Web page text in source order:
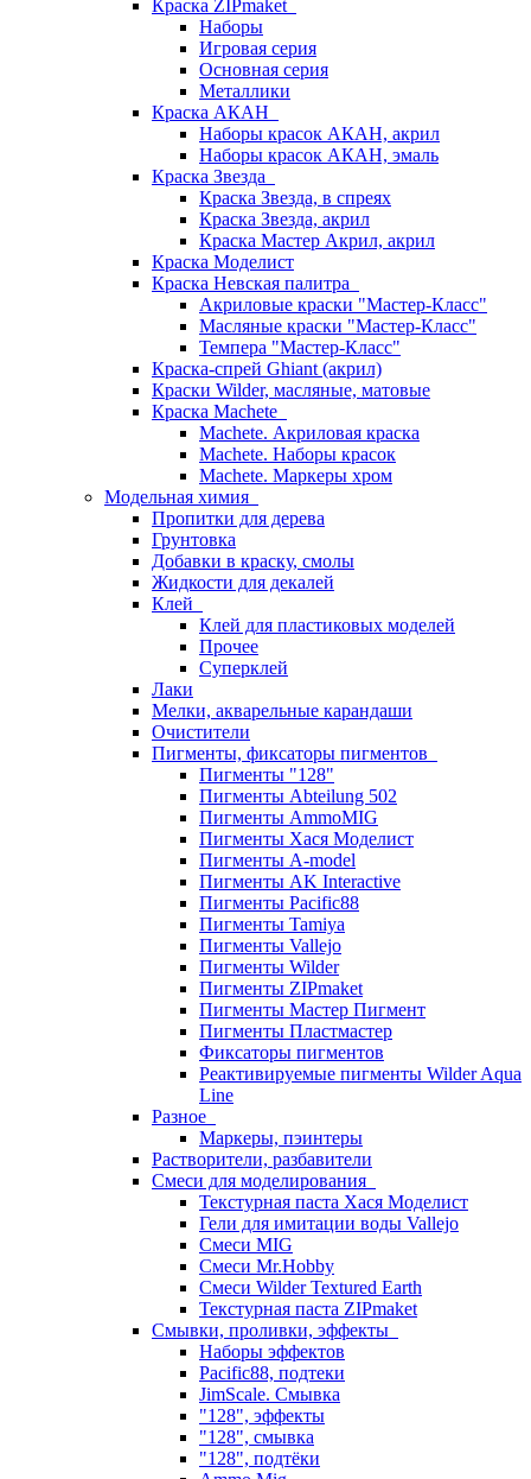
Краска ZIPmaket
Наборы
Игровая серия
Основная серия
Металлики
Краска АКАН
Наборы красок АКАН, акрил
Наборы красок АКАН, эмаль
Краска Звезда
Краска Звезда, в спреях
Краска Звезда, акрил
Краска Мастер Акрил, акрил
Краска Моделист
Краска Невская палитра
Акриловые краски "Мастер-Класс"
Масляные краски "Мастер-Класс"
Темпера "Мастер-Класс"
Краска-спрей Ghiant (акрил)
Краски Wilder, масляные, матовые
Краска Machete
Machete. Акриловая краска
Machete. Наборы красок
Machete. Маркеры хром
Модельная химия
Пропитки для дерева
Грунтовка
Добавки в краску, смолы
Жидкости для декалей
Клей
Клей для пластиковых моделей
Прочее
Суперклей
Лаки
Мелки, акварельные карандаши
Очистители
Пигменты, фиксаторы пигментов
Пигменты "128"
Пигменты Abteilung 502
Пигменты AmmoMIG
Пигменты Хася Моделист
Пигменты A-model
Пигменты AK Interactive
Пигменты Pacific88
Пигменты Tamiya
Пигменты Vallejo
Пигменты Wilder
Пигменты ZIPmaket
Пигменты Мастер Пигмент
Пигменты Пластмастер
Фиксаторы пигментов
Реактивируемые пигменты Wilder Aqua
Line
Разное
Маркеры, пэинтеры
Растворители, разбавители
Смеси для моделирования
Текстурная паста Хася Моделист
Гели для имитации воды Vallejo
Смеси MIG
Смеси Mr.Hobby
Смеси Wilder Textured Earth
Текстурная паста ZIPmaket
Смывки, проливки, эффекты
Наборы эффектов
Pacific88, подтеки
JimScale. Смывка
"128", эффекты
"128", смывка
"128", подтёки